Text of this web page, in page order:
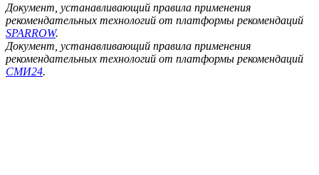
Документ, устанавливающий правила применения
рекомендательных технологий от платформы рекомендаций
SPARROW.
Документ, устанавливающий правила применения
рекомендательных технологий от платформы рекомендаций
СМИ24.